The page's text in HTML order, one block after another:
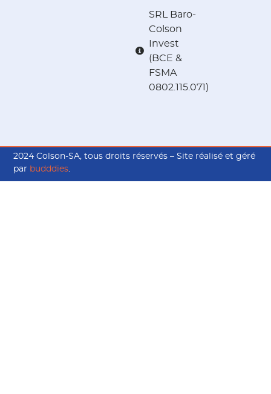
SRL Baro-
Colson
Invest
(BCE &
FSMA
0802.115.071)
2024 Colson-SA, tous droits réservés – Site réalisé et géré
par budddies.